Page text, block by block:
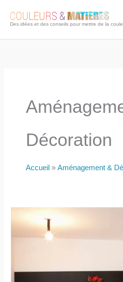
Des idées et des conseils pour mettre de la
Décoration
Accueil Aménagement &